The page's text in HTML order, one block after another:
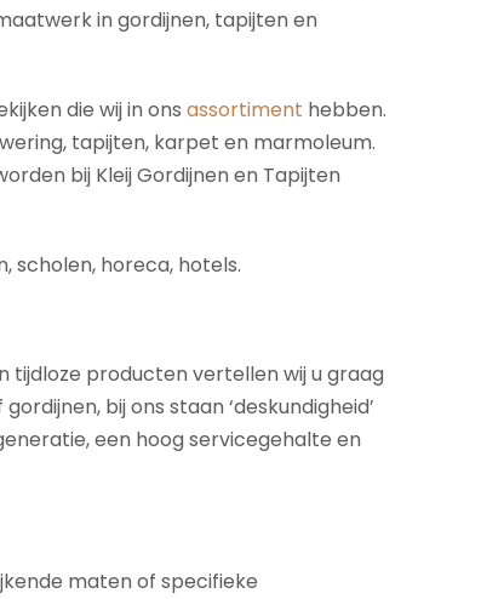
in gordijnen, tapijten en
die wij in ons assortiment hebben.
tapijten, karpet en marmoleum.
bij Kleij Gordijnen en Tapijten
scholen, horeca, hotels.
tijdloze producten vertellen wij u graag
bij ons staan ‘deskundigheid’
een hoog servicegehalte en
maten of specifieke